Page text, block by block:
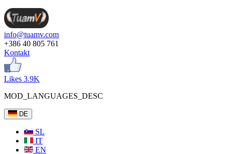
info@tuamv.com
+386 40 805 761
Kontakt
Likes 3.9K
MOD_LANGUAGES_DESC
DE
SL
IT
EN